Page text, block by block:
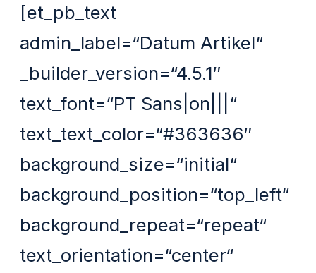
[et_pb_text
admin_label=“Datum Artikel“
_builder_version=“4.5.1″
text_font=“PT Sans|on|||“
text_text_color=“#363636″
background_size=“initial“
background_position=“top_left“
background_repeat=“repeat“
text_orientation=“center“